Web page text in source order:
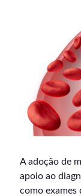
A adoção de
apoio ao
como